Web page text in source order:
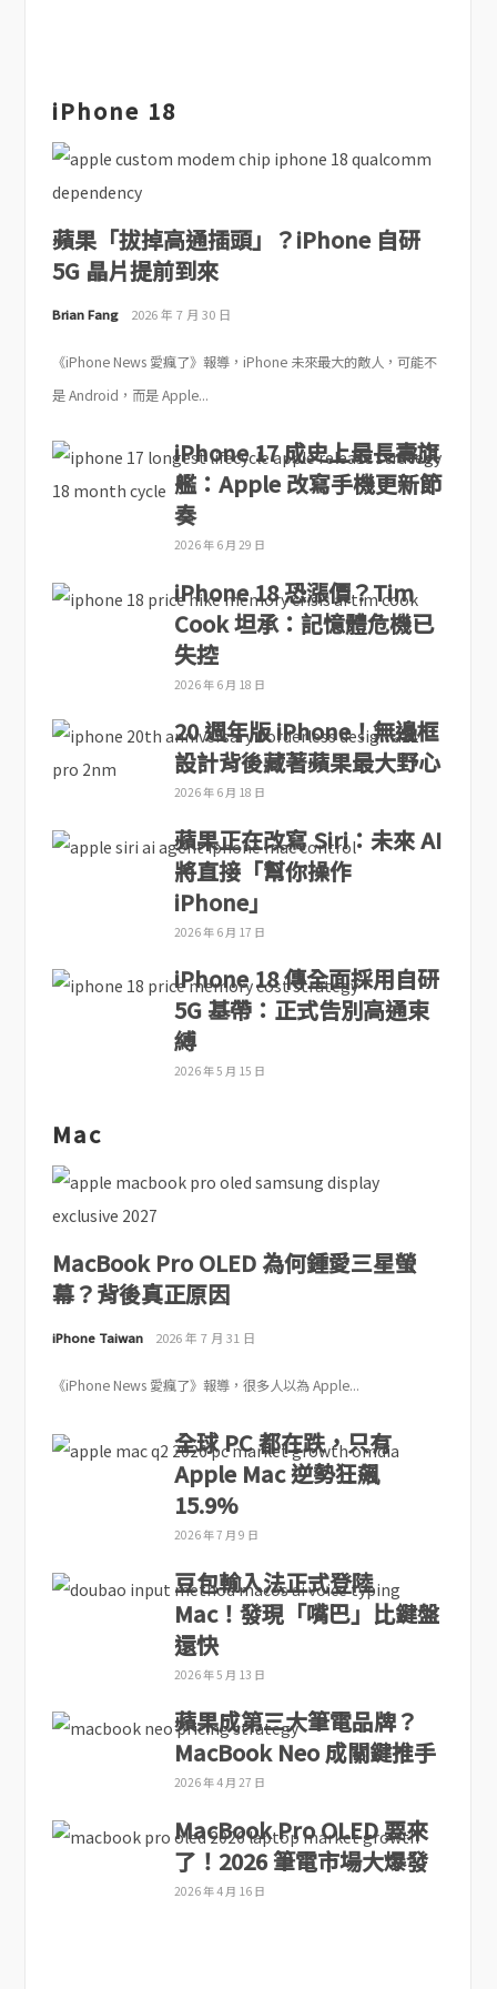
iPhone 18
蘋果「拔掉高通插頭」？iPhone 自研
5G 晶片提前到來
Brian Fang 2026 年 7 月 30 日
《iPhone News 愛瘋了》報導，iPhone 未來最大的敵人，可能不
是 Android，而是 Apple...
iPhone 17 成史上最長壽旗
艦：Apple 改寫手機更新節
奏
2026 年 6 月 29 日
iPhone 18 恐漲價？Tim
Cook 坦承：記憶體危機已
失控
2026 年 6 月 18 日
20 週年版 iPhone！無邊框
設計背後藏著蘋果最大野心
2026 年 6 月 18 日
蘋果正在改寫 Siri：未來 AI
將直接「幫你操作
iPhone」
2026 年 6 月 17 日
iPhone 18 傳全面採用自研
5G 基帶：正式告別高通束
縛
2026 年 5 月 15 日
Mac
MacBook Pro OLED 為何鍾愛三星螢
幕？背後真正原因
iPhone Taiwan 2026 年 7 月 31 日
《iPhone News 愛瘋了》報導，很多人以為 Apple...
全球 PC 都在跌，只有
Apple Mac 逆勢狂飆
15.9%
2026 年 7 月 9 日
豆包輸入法正式登陸
Mac！發現「嘴巴」比鍵盤
還快
2026 年 5 月 13 日
蘋果成第三大筆電品牌？
MacBook Neo 成關鍵推手
2026 年 4 月 27 日
MacBook Pro OLED 要來
了！2026 筆電市場大爆發
2026 年 4 月 16 日